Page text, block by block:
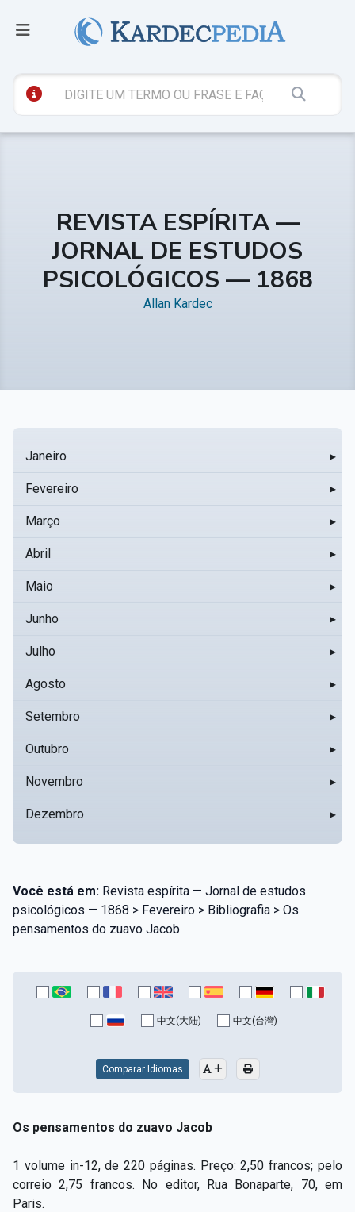
REVISTA ESPÍRITA —
JORNAL DE ESTUDOS
PSICOLÓGICOS — 1868
Allan Kardec
Janeiro ▸
Fevereiro ▸
Março ▸
Abril ▸
Maio ▸
Junho ▸
Julho ▸
Agosto ▸
Setembro ▸
Outubro ▸
Novembro ▸
Dezembro ▸
Você está em: Revista espírita — Jornal de estudos
psicológicos — 1868 > Fevereiro > Bibliografia > Os
pensamentos do zuavo Jacob
中文(大陆) 中文(台灣)
Comparar Idiomas
Os pensamentos do zuavo Jacob
1 volume in-12, de 220 páginas. Preço: 2,50 francos; pelo
correio 2,75 francos. No editor, Rua Bonaparte, 70, em
Paris.